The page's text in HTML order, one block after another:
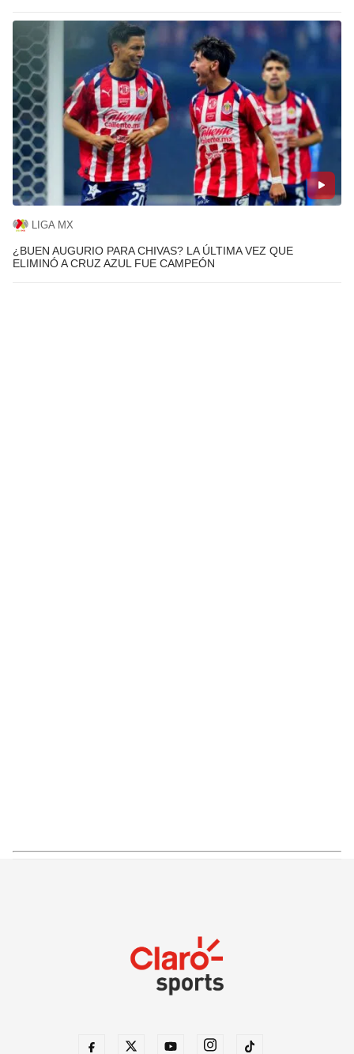
LIGA MX
¿BUEN AUGURIO PARA CHIVAS? LA ÚLTIMA VEZ QUE
ELIMINÓ A CRUZ AZUL FUE CAMPEÓN